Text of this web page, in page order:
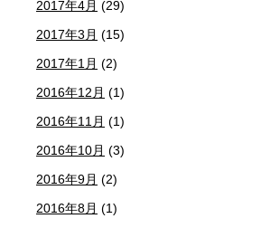
2017年4月 (29)
2017年3月 (15)
2017年1月 (2)
2016年12月 (1)
2016年11月 (1)
2016年10月 (3)
2016年9月 (2)
2016年8月 (1)